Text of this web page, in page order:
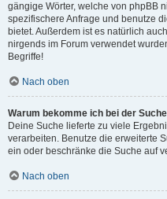
gängige Wörter, welche von phpBB
spezifischere Anfrage und benutze
bietet. Außerdem ist es natürlich
nirgends im Forum verwendet
Begriffe!
Nach oben
Warum bekomme ich bei der
Deine Suche lieferte zu viele
verarbeiten. Benutze die erweiterte
ein oder beschränke die Suche auf
Nach oben